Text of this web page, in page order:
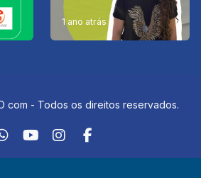
1 ano atrás
com - Todos os direitos reservados.